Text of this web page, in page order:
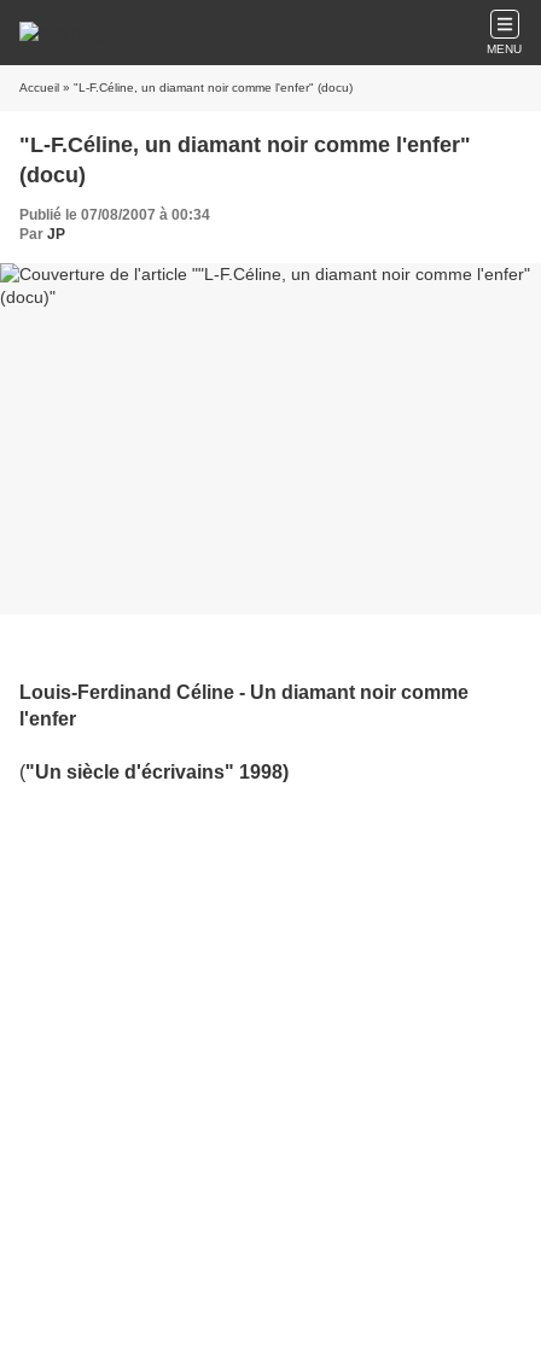
MENU
Accueil » "L-F.Céline, un diamant noir comme l'enfer" (docu)
"L-F.Céline, un diamant noir comme l'enfer"
(docu)
Publié le 07/08/2007 à 00:34
Par JP
Louis-Ferdinand Céline - Un diamant noir comme
l'enfer
("Un siècle d'écrivains" 1998)